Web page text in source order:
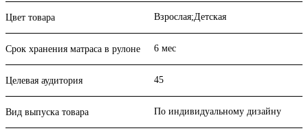
Цвет товара Взрослая;Детская
Срок хранения матраса в рулоне 6 мес
Целевая аудитория 45
Вид выпуска товара По индивидуальному дизайну